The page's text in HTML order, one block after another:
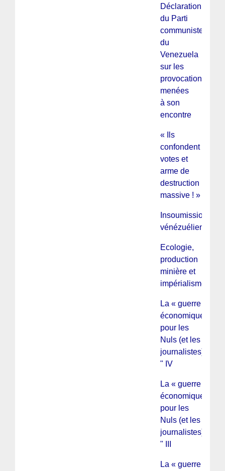
Déclaration
du Parti
communiste
du
Venezuela
sur les
provocations
menées
à son
encontre
« Ils
confondent
votes et
arme de
destruction
massive ! »
Insoumission
vénézuélienne
Ecologie,
production
minière et
impérialisme
La « guerre
économique »
pour les
Nuls (et les
journalistes)
" IV
La « guerre
économique »
pour les
Nuls (et les
journalistes)
" III
La « guerre